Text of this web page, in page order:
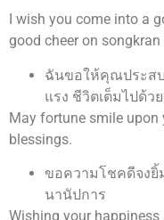
I wish you come into a
good cheer on songkran
ฉันขอให้คุณประส
แรง ชีวิตเต็มไปด้ว
May fortune smile
blessings.
ขอความโชคดีจง
นานัปการ
Wishing your